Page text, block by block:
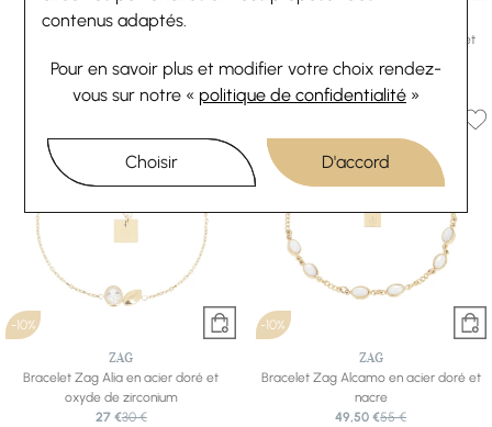
contenus adaptés.
Pour en savoir plus et modifier votre choix rendez-
vous sur notre « politique de confidentialité »
Choisir D'accord
ZAG
35 €
Bracelet Zag Tergu en acier doré et
oxyde de zirconium
40,50 €45 €
-10%
ZAG
Bracelet Zag Alia en acier doré et
oxyde de zirconium
27 €30 €
-10%
ZAG
Bracelet Zag Alcamo en acier doré et
nacre
49,50 €55 €